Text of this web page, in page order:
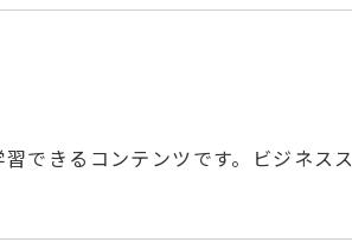
できるコンテンツです。ビジネスス